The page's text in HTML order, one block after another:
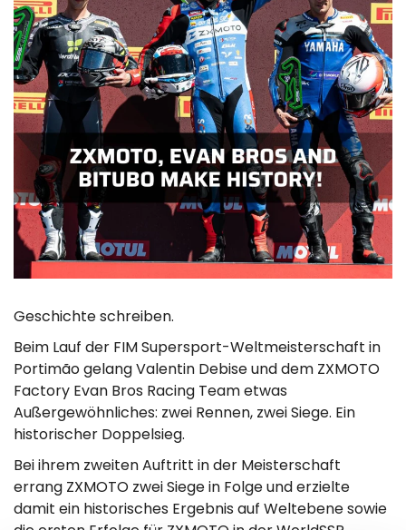
Geschichte schreiben.
Beim Lauf der FIM Supersport-Weltmeisterschaft in
Portimão gelang Valentin Debise und dem ZXMOTO
Factory Evan Bros Racing Team etwas
Außergewöhnliches: zwei Rennen, zwei Siege. Ein
historischer Doppelsieg.
Bei ihrem zweiten Auftritt in der Meisterschaft
errang ZXMOTO zwei Siege in Folge und erzielte
damit ein historisches Ergebnis auf Weltebene sowie